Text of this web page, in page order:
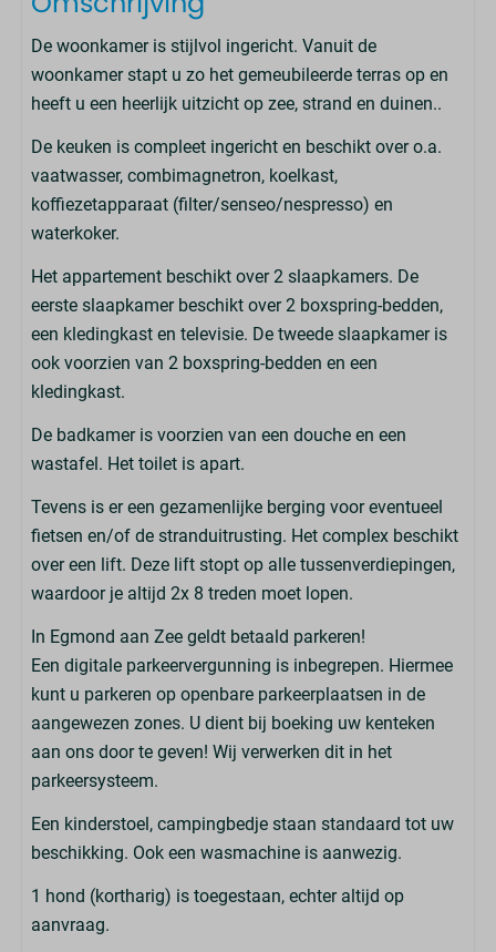
De woonkamer is stijlvol ingericht. Vanuit de
woonkamer stapt u zo het gemeubileerde terras op en
heeft u een heerlijk uitzicht op zee, strand en duinen..
De keuken is compleet ingericht en beschikt over o.a.
vaatwasser, combimagnetron, koelkast,
koffiezetapparaat (filter/senseo/nespresso) en
waterkoker.
Het appartement beschikt over 2 slaapkamers. De
eerste slaapkamer beschikt over 2 boxspring-bedden,
een kledingkast en televisie. De tweede slaapkamer is
ook voorzien van 2 boxspring-bedden en een
kledingkast.
De badkamer is voorzien van een douche en een
wastafel. Het toilet is apart.
Tevens is er een gezamenlijke berging voor eventueel
fietsen en/of de stranduitrusting. Het complex beschikt
over een lift. Deze lift stopt op alle tussenverdiepingen,
waardoor je altijd 2x 8 treden moet lopen.
In Egmond aan Zee geldt betaald parkeren!
Een digitale parkeervergunning is inbegrepen. Hiermee
kunt u parkeren op openbare parkeerplaatsen in de
aangewezen zones. U dient bij boeking uw kenteken
aan ons door te geven! Wij verwerken dit in het
parkeersysteem.
Een kinderstoel, campingbedje staan standaard tot uw
beschikking. Ook een wasmachine is aanwezig.
1 hond (kortharig) is toegestaan, echter altijd op
aanvraag.